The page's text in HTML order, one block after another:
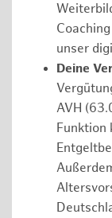
unser
Deine
AVH
Funktion